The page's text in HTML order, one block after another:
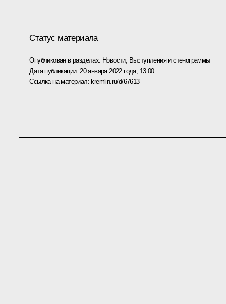
Статус материала
Опубликован в разделах: Новости, Выступления и стенограммы
Дата публикации: 20 января 2022 года, 13:00
Ссылка на материал: kremlin.ru/d/67613